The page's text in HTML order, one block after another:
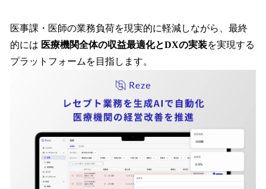
医事課・医師の業務負荷を現実的に軽減しながら、最終
的には 医療機関全体の収益最適化とDXの実装を実現する
プラットフォームを目指します。